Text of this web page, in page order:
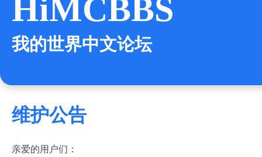
HiMCBBS
我的世界中文论坛
维护公告
亲爱的用户们：